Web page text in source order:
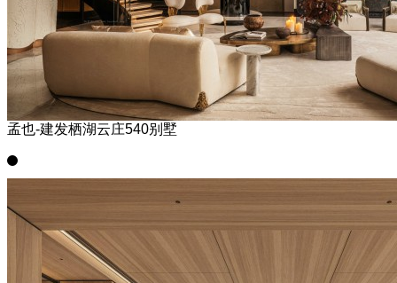
孟也-建发栖湖云庄540别墅